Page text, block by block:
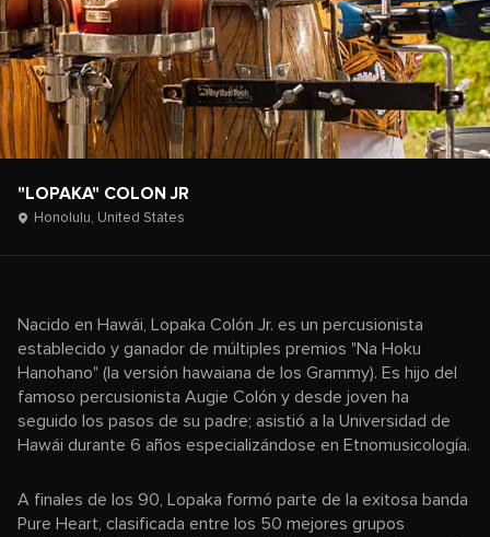
"LOPAKA" COLON JR
Honolulu, United States
Nacido en Hawái, Lopaka Colón Jr. es un percusionista
establecido y ganador de múltiples premios "Na Hoku
Hanohano" (la versión hawaiana de los Grammy). Es hijo del
famoso percusionista Augie Colón y desde joven ha
seguido los pasos de su padre; asistió a la Universidad de
Hawái durante 6 años especializándose en Etnomusicología.
A finales de los 90, Lopaka formó parte de la exitosa banda
Pure Heart, clasificada entre los 50 mejores grupos